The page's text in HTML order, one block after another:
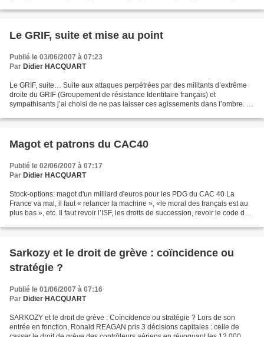
Le GRIF, suite et mise au point
Publié le 03/06/2007 à 07:23
Par Didier HACQUART
Le GRIF, suite… Suite aux attaques perpétrées par des militants d’extrême
droite du GRIF (Groupement de résistance Identitaire français) et
sympathisants j’ai choisi de ne pas laisser ces agissements dans l’ombre. A
Magot et patrons du CAC40
Publié le 02/06/2007 à 07:17
Par Didier HACQUART
Stock-options: magot d'un milliard d'euros pour les PDG du CAC 40 La
France va mal, il faut « relancer la machine », «le moral des français est au
plus bas », etc. Il faut revoir l’ISF, les droits de succession, revoir le code du
Sarkozy et le droit de grève : coïncidence ou
stratégie ?
Publié le 01/06/2007 à 07:16
Par Didier HACQUART
SARKOZY et le droit de grève : Coïncidence ou stratégie ? Lors de son
entrée en fonction, Ronald REAGAN pris 3 décisions capitales : celle de